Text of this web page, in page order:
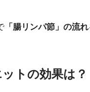
「腸リンパ節」の流
トの効果は？